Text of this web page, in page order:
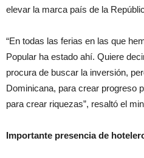
elevar la marca país de la
“En todas las ferias en las que
Popular ha estado ahí. Quiere
procura de buscar la inversión,
Dominicana, para crear progreso
para crear riquezas”, resaltó el
Importante presencia de